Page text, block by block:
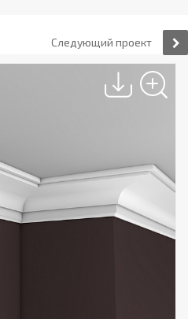
Следующий проект